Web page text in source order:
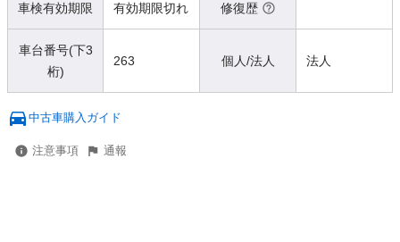
車検有効期限 有効期限切れ 修復歴
車台番号(下3
桁)
263 個人/法人 法人
中古車購入ガイド
注意事項 通報